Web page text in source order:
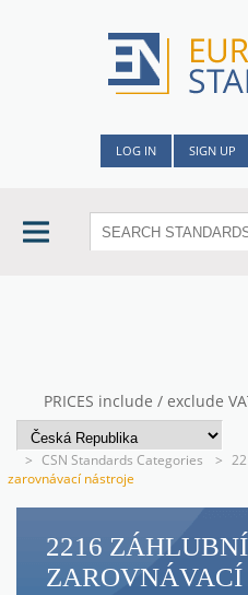
LOG IN SIGN UP
PRICES include / exclude
> CSN Standards Categories > 22
zarovnávací nástroje
2216
ZAROVNÁVACÍ